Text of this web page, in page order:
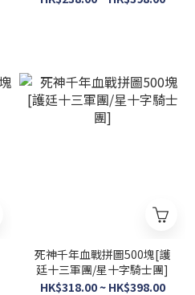
死神千年血戰拼圖500塊[護
廷十三軍團/星十字騎士團]
HK$318.00 ~ HK$398.00